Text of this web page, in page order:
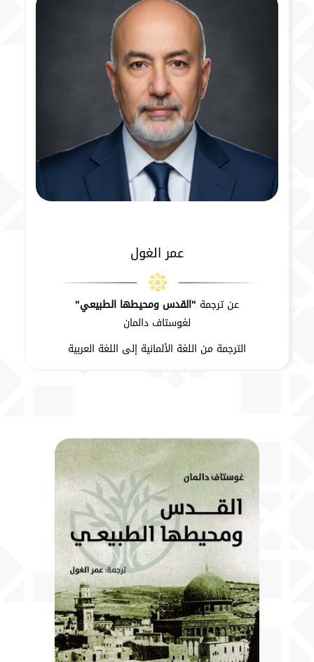
عمر الغول
عن ترجمة "القدس ومحيطها الطبيعي"
لغوستاف دالمان
الترجمة من اللغة الألمانية إلى اللغة العربية